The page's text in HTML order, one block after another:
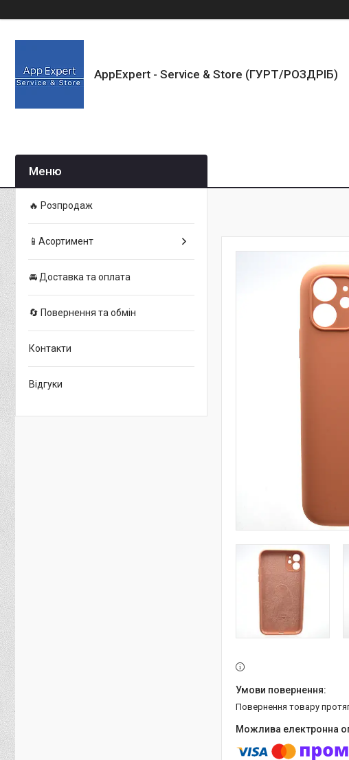
AppExpert - Service & Store (ГУРТ/РОЗДРІБ)
повернення товару
🔥 Розпродаж
📱Асортимент
🚘 Доставка та оплата
🔄 Повернення та обмін
Контакти
Відгуки